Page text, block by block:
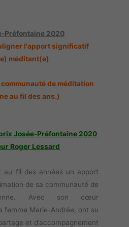
Préfontaine 2020
l'apport significatif
méditant(e)
de méditation
au fil des ans.)
Josée-Préfontaine 2020
Roger Lessard
au fil des années un apport
de sa communauté de
Avec son cœur
femme Marie-Andrée, ont su
et d’accompagnement